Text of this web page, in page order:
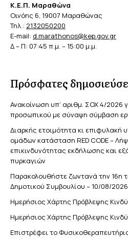
Κ.Ε.Π. Μαραθώνα
Οινόης 6, 19007 Μαραθώνας
Τηλ.: 2132050200
E-mail: d.marathonos@kep.gov.gr
Δ – Π: 07:45 π.μ. – 15:00 μ.μ.
Πρόσφατες
Ανακοίνωση υπ’ αριθμ. ΣΟΧ 4/2026
προσωπικού με σύναψη σύμβαση
Διαρκής ετοιμότητα κι επιφυλακή
ομάδων κατάσταση RED CODE –
επικινδυνότητας εκδήλωσης και
πυρκαγιών
Παρακολουθήστε ζωντανά την 16η
Δημοτικού Συμβουλίου – 10/08/2026
Ημερήσιος Χάρτης Πρόβλεψης
Ημερήσιος Χάρτης Πρόβλεψης
Επιστρέφει το